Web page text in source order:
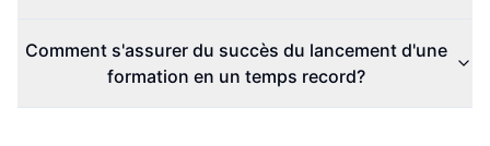
Comment s'assurer du succès du lancement d'une
formation en un temps record?